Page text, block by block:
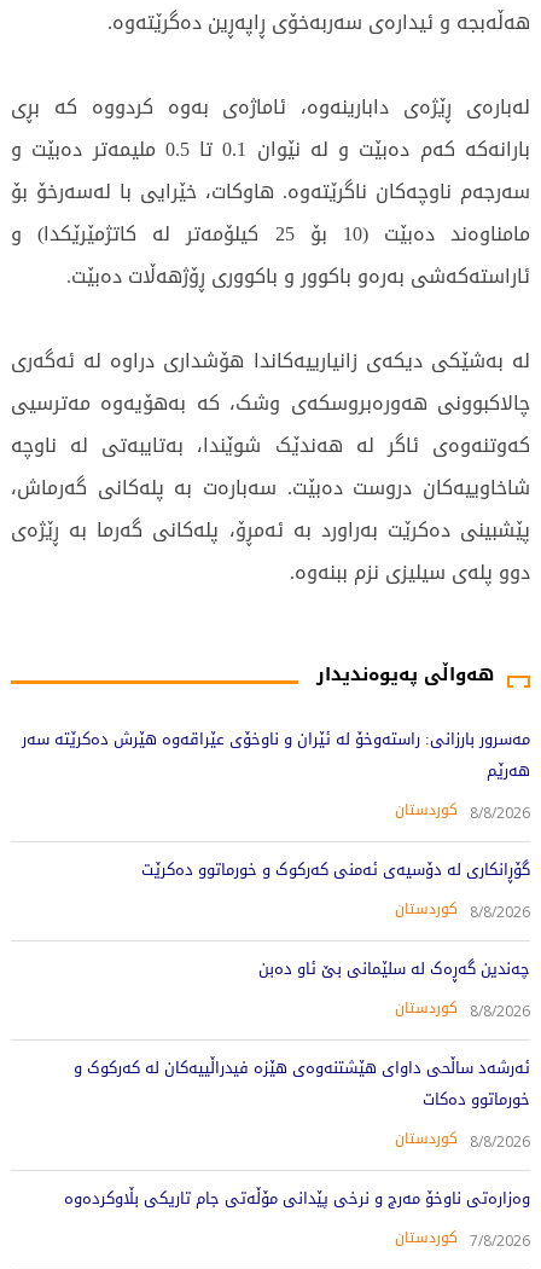
هەواڵی پەیوەندیدار
مەسرور بارزانی: راستەوخۆ لە ئێران و ناوخۆی عێراقەوە هێرش دەکرێتە سەر
هەرێم
8/8/2026 کوردستان
گۆڕانکاری لە دۆسیەی ئەمنی کەرکوک و خورماتوو دەکرێت
8/8/2026 کوردستان
چەندین گەڕەک لە سلێمانی بێ ئاو دەبن
8/8/2026 کوردستان
ئەرشەد ساڵحی داوای هێشتنەوەی هێزە فیدراڵییەکان لە کەرکوک و
خورماتوو دەکات
8/8/2026 کوردستان
وەزارەتی ناوخۆ مەرج و نرخی پێدانی مۆڵەتی جام تاریکی بڵاوکردەوە
7/8/2026 کوردستان
هەڵەبجە و ئیدارەی سەربەخۆی ڕاپەڕین دەگرێتەوە.
لەبارەی ڕێژەی دابارینەوە، ئاماژەی بەوە کردووە کە بڕی
بارانەکە کەم دەبێت و لە نێوان 0.1 تا 0.5 ملیمەتر دەبێت و
سەرجەم ناوچەکان ناگرێتەوە. هاوکات، خێرایی با لەسەرخۆ بۆ
مامناوەند دەبێت (10 بۆ 25 کیلۆمەتر لە کاتژمێرێکدا) و
ئاراستەکەشی بەرەو باکوور و باکووری ڕۆژهەڵات دەبێت.
لە بەشێکی دیکەی زانیارییەکاندا هۆشداری دراوە لە ئەگەری
چالاکبوونی هەورەبروسکەی وشک، کە بەهۆیەوە مەترسیی
کەوتنەوەی ئاگر لە هەندێک شوێندا، بەتایبەتی لە ناوچە
شاخاوییەکان دروست دەبێت. سەبارەت بە پلەکانی گەرماش،
پێشبینی دەکرێت بەراورد بە ئەمڕۆ، پلەکانی گەرما بە ڕێژەی
دوو پلەی سیلیزی نزم ببنەوە.